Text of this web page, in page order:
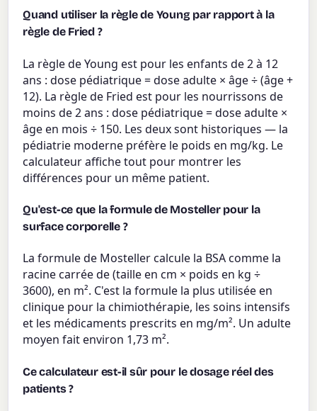
Quand utiliser la règle de Young par rapport à la
règle de Fried ?
La règle de Young est pour les enfants de 2 à 12
ans : dose pédiatrique = dose adulte × âge ÷ (âge +
12). La règle de Fried est pour les nourrissons de
moins de 2 ans : dose pédiatrique = dose adulte ×
âge en mois ÷ 150. Les deux sont historiques — la
pédiatrie moderne préfère le poids en mg/kg. Le
calculateur affiche tout pour montrer les
différences pour un même patient.
Qu'est-ce que la formule de Mosteller pour la
surface corporelle ?
La formule de Mosteller calcule la BSA comme la
racine carrée de (taille en cm × poids en kg ÷
3600), en m². C'est la formule la plus utilisée en
clinique pour la chimiothérapie, les soins intensifs
et les médicaments prescrits en mg/m². Un adulte
moyen fait environ 1,73 m².
Ce calculateur est-il sûr pour le dosage réel des
patients ?